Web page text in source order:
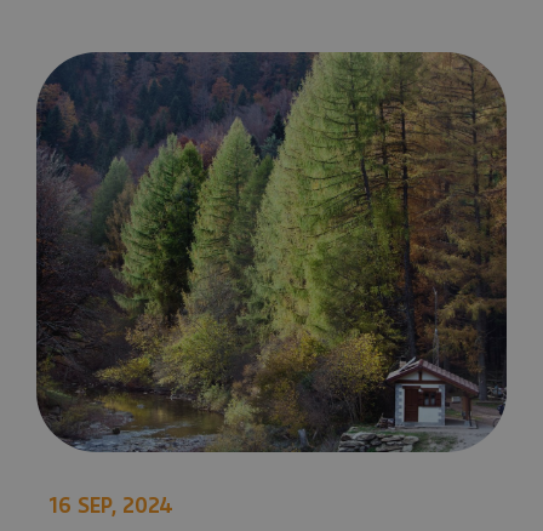
Los 12 mejores baños de bosque del otoño en Navarra
16 SEP, 2024